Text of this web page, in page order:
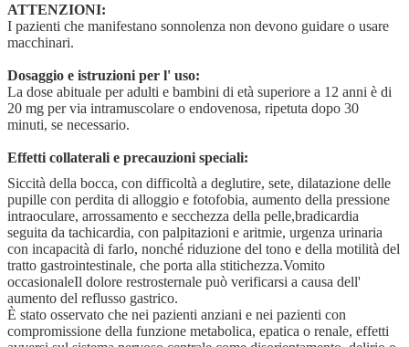
ATTENZIONI:
I pazienti che manifestano sonnolenza non devono guidare o usare
macchinari.
Dosaggio e istruzioni per l' uso:
La dose abituale per adulti e bambini di età superiore a 12 anni è di
20 mg per via intramuscolare o endovenosa, ripetuta dopo 30
minuti, se necessario.
Effetti collaterali e precauzioni speciali:
Siccità della bocca, con difficoltà a deglutire, sete, dilatazione delle
pupille con perdita di alloggio e fotofobia, aumento della pressione
intraoculare, arrossamento e secchezza della pelle,bradicardia
seguita da tachicardia, con palpitazioni e aritmie, urgenza urinaria
con incapacità di farlo, nonché riduzione del tono e della motilità del
tratto gastrointestinale, che porta alla stitichezza.Vomito
occasionaleIl dolore restrosternale può verificarsi a causa dell'
aumento del reflusso gastrico.
È stato osservato che nei pazienti anziani e nei pazienti con
compromissione della funzione metabolica, epatica o renale, effetti